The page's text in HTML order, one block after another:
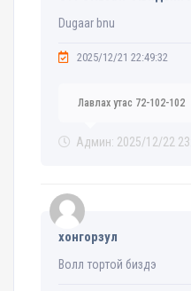
Dugaar bnu
2025/12/21 22:49:32
Лавлах утас 72-102-102
Админ: 2025/12/22
хонгорзул
Волл тортой биздэ